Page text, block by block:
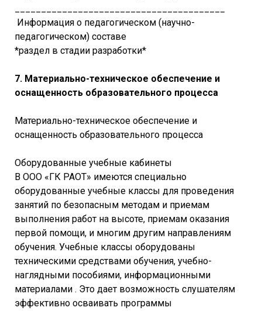
Информация о педагогическом (научно-
педагогическом) составе
*раздел в стадии разработки*
7. Материально-техническое обеспечение и
оснащенность образовательного процесса
Материально-техническое обеспечение и
оснащенность образовательного процесса
Оборудованные учебные кабинеты
В ООО «ГК РАОТ» имеются специально
оборудованные учебные классы для проведения
занятий по безопасным методам и приемам
выполнения работ на высоте, приемам оказания
первой помощи, и многим другим направлениям
обучения. Учебные классы оборудованы
техническими средствами обучения, учебно-
наглядными пособиями, информационными
материалами . Это дает возможность слушателям
эффективно осваивать программы